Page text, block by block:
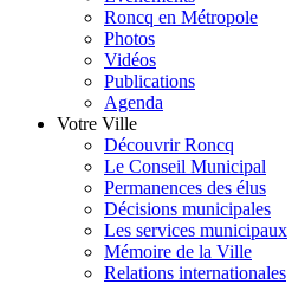
Roncq en Métropole
Photos
Vidéos
Publications
Agenda
Votre Ville
Découvrir Roncq
Le Conseil Municipal
Permanences des élus
Décisions municipales
Les services municipaux
Mémoire de la Ville
Relations internationales